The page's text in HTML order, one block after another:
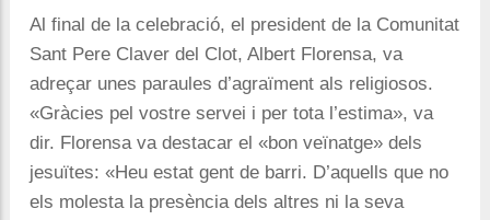
Al final de la celebració, el president de la Comunitat
Sant Pere Claver del Clot, Albert Florensa, va
adreçar unes paraules d’agraïment als religiosos.
«Gràcies pel vostre servei i per tota l’estima», va
dir. Florensa va destacar el «bon veïnatge» dels
jesuïtes: «Heu estat gent de barri. D’aquells que no
els molesta la presència dels altres ni la seva